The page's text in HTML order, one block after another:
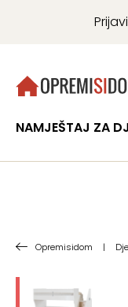
NAMJEŠTAJ ZA
Opremisidom |